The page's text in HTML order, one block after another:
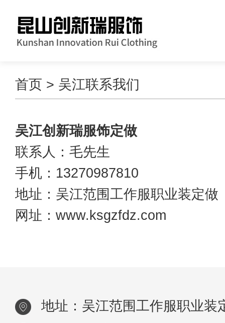
首页 > 吴江联系我们
吴江创新瑞服饰定做
联系人：毛先生
手机：13270987810
地址：吴江范围工作服职业装定做
网址：www.ksgzfdz.com
地址：吴江范围工作服职业装